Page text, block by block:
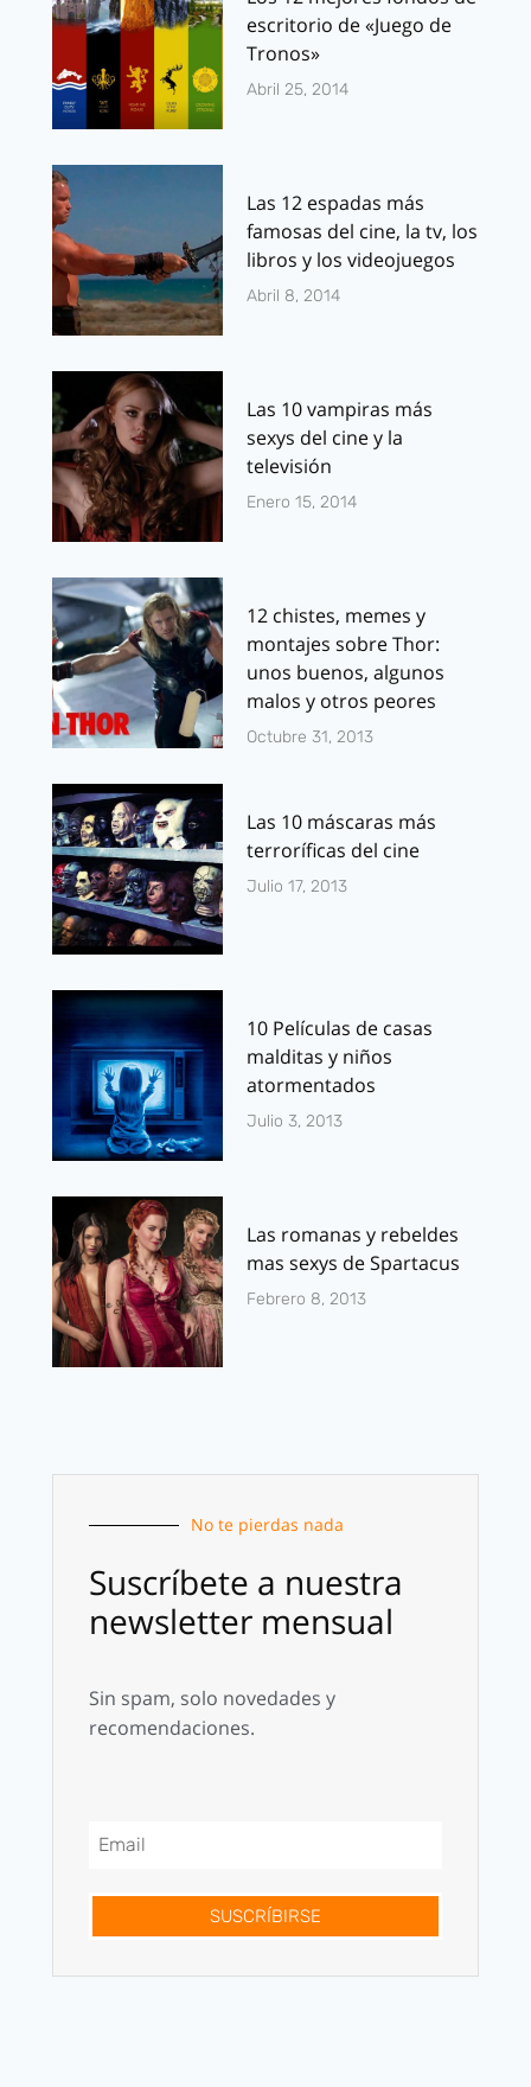
escritorio de «Juego de
Tronos»
Abril 25, 2014
Las 12 espadas más
famosas del cine, la tv, los
libros y los videojuegos
Abril 8, 2014
Las 10 vampiras más
sexys del cine y la
televisión
Enero 15, 2014
12 chistes, memes y
montajes sobre Thor:
unos buenos, algunos
malos y otros peores
Octubre 31, 2013
Las 10 máscaras más
terroríficas del cine
Julio 17, 2013
10 Películas de casas
malditas y niños
atormentados
Julio 3, 2013
Las romanas y rebeldes
mas sexys de Spartacus
Febrero 8, 2013
No te pierdas nada
Suscríbete a nuestra
newsletter mensual
Sin spam, solo novedades y
recomendaciones.
SUSCRÍBIRSE